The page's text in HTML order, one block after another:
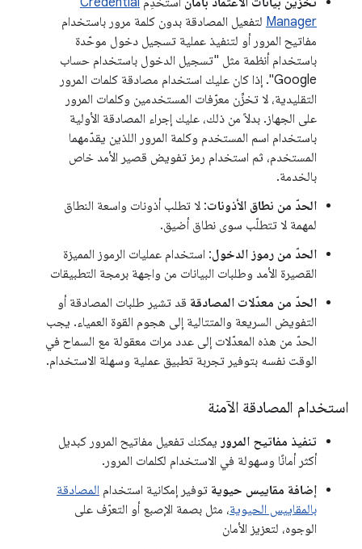
Manager لتفعيل المصادقة بدون كلمة مرور باستخدام
مفاتيح المرور أو لتنفيذ عملية تسجيل دخول موحّدة
باستخدام أنظمة مثل "تسجيل الدخول باستخدام حساب
Google". إذا كان عليك استخدام مصادقة كلمات المرور
التقليدية، لا تخزِّن معرّفات المستخدمين وكلمات المرور
على الجهاز. بدلاً من ذلك، عليك إجراء المصادقة الأولية
باستخدام اسم المستخدم وكلمة المرور اللذين يقدّمهما
المستخدم، ثم استخدام رمز تفويض قصير الأمد خاص
بالخدمة.
الحدّ من نطاق الأذونات: لا تطلب أذونات واسعة النطاق
لمهمة لا تتطلّب سوى نطاق أضيق.
الحدّ من رموز الدخول: استخدام عمليات الرموز المميزة
القصيرة الأمد وطلبات البيانات من واجهة برمجة التطبيقات
الحدّ من معدّلات المصادقة قد تشير طلبات المصادقة أو
التفويض السريعة والمتتالية إلى هجوم القوة العمياء. يجب
الحدّ من هذه المعدّلات إلى عدد مرات معقولة مع السماح في
الوقت نفسه بتوفير تجربة تطبيق عملية وسهلة الاستخدام.
استخدام المصادقة الآمنة
تنفيذ مفاتيح المرور يمكنك تفعيل مفاتيح المرور كبديل
أكثر أمانًا وسهولة في الاستخدام لكلمات المرور.
إضافة مقاييس حيوية توفير إمكانية استخدام المصادقة
بالمقاييس الحيوية، مثل بصمة الإصبع أو التعرّف على
الوجوه، لتعزيز الأمان